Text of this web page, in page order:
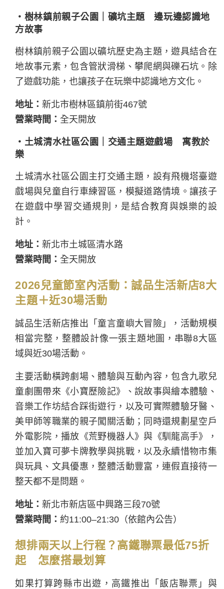
・樹林鎮前親子公園｜礦坑主題 邊玩邊認識地
方故事
樹林鎮前親子公園以礦坑歷史為主題，遊具結合在
地故事元素，包含管狀滑梯、攀爬網與礫石坑。除
了遊戲功能，也讓孩子在玩樂中認識地方文化。
地址：新北市樹林區鎮前街467號
營業時間： 全天開放
・土城清水社區公園｜交通主題遊戲場 寓教於
樂
土城清水社區公園主打交通主題，設有飛機塔臺遊
戲場與兒童自行車練習區，模擬道路情境。讓孩子
在遊戲中學習交通規則，是結合教育與娛樂的設
計。
地址：新北市土城區清水路
營業時間： 全天開放
2026兒童節室內活動：誠品生活新店8大
主題＋近30場活動
誠品生活新店推出「童言童嶼大冒險」，活動規模
相當完整，整體設計像一張主題地圖，串聯8大區
域與近30場活動。
主要活動橫跨劇場、體驗與互動內容，包含九歌兒
童劇團帶來《小寶歷險記》、說故事與繪本體驗、
音樂工作坊結合踩街遊行，以及可實際體驗牙醫、
美甲師等職業的親子闖關活動；同時還規劃星空戶
外電影院，播放《荒野機器人》與《馴龍高手》，
並加入寶可夢卡牌教學與挑戰，以及永續惜物市集
與玩具、文具優惠，整體活動豐富，連假直接待一
整天都不是問題。
地址：新北市新店區中興路三段70號
營業時間： 約11:00–21:30（依館內公告）
想排兩天以上行程？高鐵聯票最低75折
起 怎麼搭最划算
如果打算跨縣市出遊，高鐵推出「飯店聯票」與